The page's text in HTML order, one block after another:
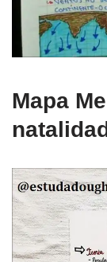
Mapa